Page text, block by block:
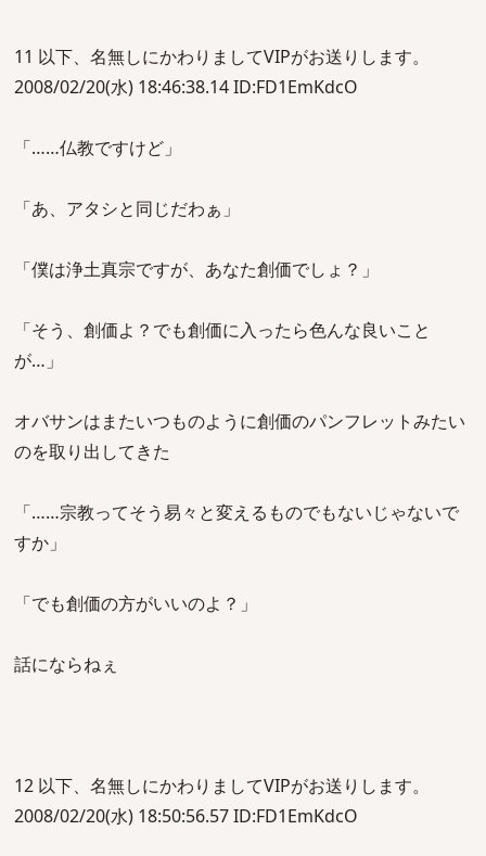
11 以下、名無しにかわりましてVIPがお送りします。
2008/02/20(水) 18:46:38.14 ID:FD1EmKdcO
「……仏教ですけど」
「あ、アタシと同じだわぁ」
「僕は浄土真宗ですが、あなた創価でしょ？」
「そう、創価よ？でも創価に入ったら色んな良いこと
が…」
オバサンはまたいつものように創価のパンフレットみたい
のを取り出してきた
「……宗教ってそう易々と変えるものでもないじゃないで
すか」
「でも創価の方がいいのよ？」
話にならねぇ
12 以下、名無しにかわりましてVIPがお送りします。
2008/02/20(水) 18:50:56.57 ID:FD1EmKdcO